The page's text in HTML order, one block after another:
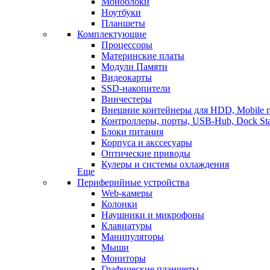
Ноутбуки
Планшеты
Комплектующие
Процессоры
Материнские платы
Модули Памяти
Видеокарты
SSD-накопители
Винчестеры
Внешние контейнеры для HDD, Mobile
Контроллеры, порты, USB-Hub, Dock
Блоки питания
Корпуса и акссесуары
Оптические приводы
Кулеры и системы охлаждения
Еще
Периферийные устройства
Web-камеры
Колонки
Наушники и микрофоны
Клавиатуры
Манипуляторы
Мыши
Мониторы